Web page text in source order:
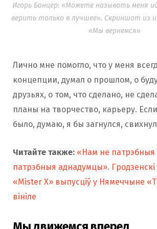
Игорь Банцер: «Можете называть меня
верить только в лучшее». Скриншот из
«Мы вернемся»
Лично мне помогло, что у меня
концепции, думал о прошлом, о
друзьях, о том, что сделано, не
планы на творчество, карьеру.
было, думаю, я бы загнулся,
Читайте также: «Нам не
патрэбныя аднадумцы».
«Mister X» выпусціў у Нямеччыне
вініле